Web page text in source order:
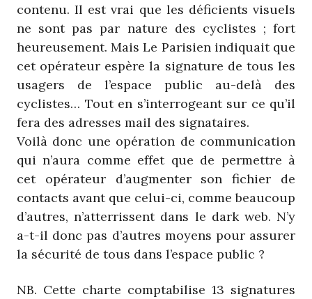
contenu. Il est vrai que les déficients visuels
ne sont pas par nature des cyclistes ; fort
heureusement. Mais Le Parisien indiquait que
cet opérateur espère la signature de tous les
usagers de l’espace public au-delà des
cyclistes… Tout en s’interrogeant sur ce qu’il
fera des adresses mail des signataires.
Voilà donc une opération de communication
qui n’aura comme effet que de permettre à
cet opérateur d’augmenter son fichier de
contacts avant que celui-ci, comme beaucoup
d’autres, n’atterrissent dans le dark web. N’y
a-t-il donc pas d’autres moyens pour assurer
la sécurité de tous dans l’espace public ?
NB. Cette charte comptabilise 13 signatures